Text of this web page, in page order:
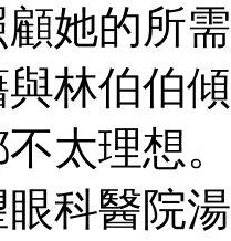
她的所
林伯伯
太理想
科醫院